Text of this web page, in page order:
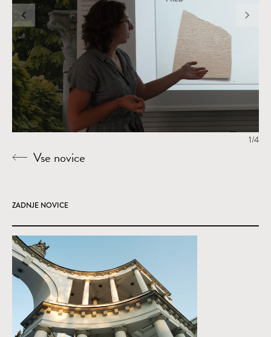
1/4
Vse novice
ZADNJE NOVICE